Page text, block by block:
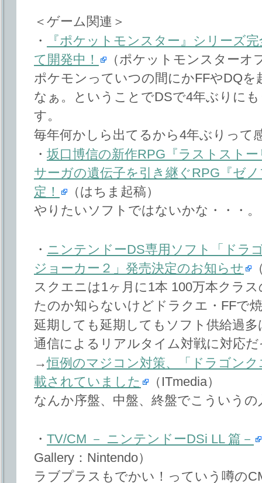
＜ゲーム関連＞
・
『ポケットモンスター』シリーズ
て開発中！
（ポケットモンスターオ
ポケモンっていつの間にかFFやDQ
なぁ。ということでDSで4年ぶりに
す。
毎年何かしら出てるから4年ぶりって
・ 坂口博信の新作RPG『ラストスト
サーガの遺伝子を引き継ぐRPG『ゼ
定！
（はちま起稿）
やりたいソフトではないかな・・・。
・ ニンテンドーDS専用ソフト「ドラ
ジョーカー２」発売決定のお知らせ
スクエニは1ヶ月に1本 100万本クラ
たのか知らないけどドラクエ・FFで
延期しても延期してもソフト供給過
通信によるリアルタイム対戦に対応
→恒例のマジコン対策、「ドラゴン
載されていました
（ITmedia）
なんか序盤、中盤、終盤でこういう
・ TV/CM － ニンテンドーDSi LL 篇－
Gallery：Nintendo）
ラブプラスもでかい！っていう噂の